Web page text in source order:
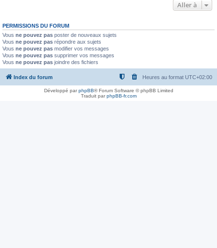
Aller à
PERMISSIONS DU FORUM
Vous ne pouvez pas poster de nouveaux sujets
Vous ne pouvez pas répondre aux sujets
Vous ne pouvez pas modifier vos messages
Vous ne pouvez pas supprimer vos messages
Vous ne pouvez pas joindre des fichiers
Index du forum Heures au format UTC+02:00
Développé parphpBB® Forum Software © phpBB Limited
Traduit parphpBB-fr.com